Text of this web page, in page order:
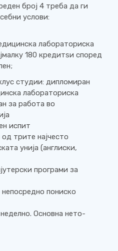
број 4 треба да ги
услови:
лабораториска
180 кредитѕи според
студии: дипломиран
лабораториска
за работа во
испит
трите најчесто
унија (англиски,
програми за
пониско
Основна нето-